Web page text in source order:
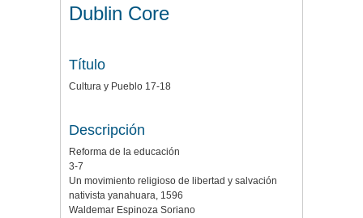
Dublin Core
Título
Cultura y Pueblo 17-18
Descripción
Reforma de la educación
3-7
Un movimiento religioso de libertad y salvación
nativista yanahuara, 1596
Waldemar Espinoza Soriano